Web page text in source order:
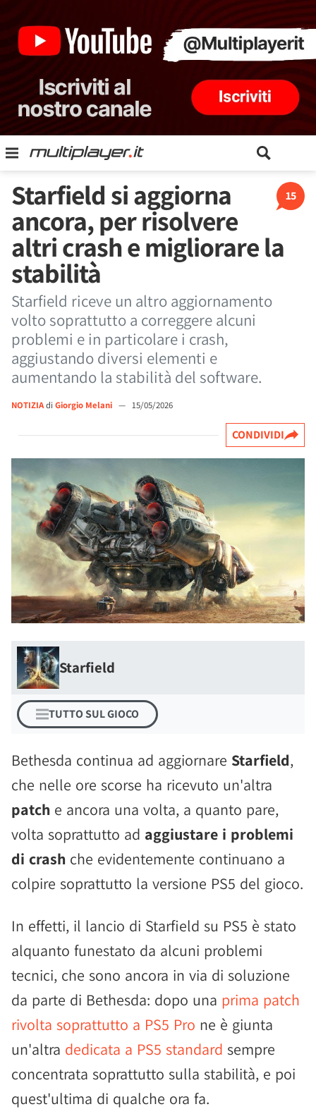
15
Starfield si aggiorna
ancora, per risolvere
altri crash e migliorare la
stabilità
Starfield riceve un altro aggiornamento
volto soprattutto a correggere alcuni
problemi e in particolare i crash,
aggiustando diversi elementi e
aumentando la stabilità del software.
NOTIZIAdi Giorgio Melani — 15/05/2026
CONDIVIDI
Starfield
TUTTO SUL GIOCO
Bethesda continua ad aggiornare Starfield,
che nelle ore scorse ha ricevuto un'altra
patch e ancora una volta, a quanto pare,
volta soprattutto ad aggiustare i problemi
di crash che evidentemente continuano a
colpire soprattutto la versione PS5 del gioco.
In effetti, il lancio di Starfield su PS5 è stato
alquanto funestato da alcuni problemi
tecnici, che sono ancora in via di soluzione
da parte di Bethesda: dopo una prima patch
rivolta soprattutto a PS5 Pro ne è giunta
un'altra dedicata a PS5 standard sempre
concentrata soprattutto sulla stabilità, e poi
quest'ultima di qualche ora fa.